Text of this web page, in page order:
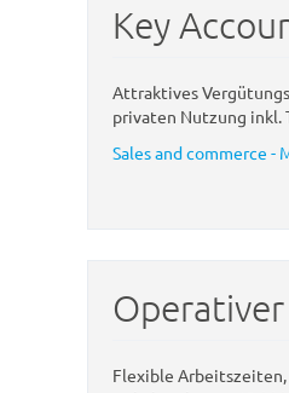
Key
Attraktives
privaten Nutzung inkl.
Sales and commerce -
Flexible Arbeitszeiten,